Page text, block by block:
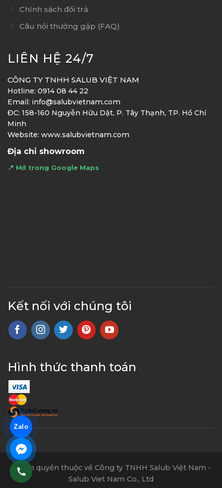
Chính sách đổi trả
Câu hỏi thường gặp (FAQ)
LIÊN HỆ 24/7
CÔNG TY TNHH SALUB VIỆT NAM
Hotline: 0914 08 44 22
Email: info@salubvietnam.com
ĐC: 158-160 Nguyễn Hữu Dật, P. Tây Thạnh, TP. Hồ Chí
Minh
Website: www.salubvietnam.com
Địa chỉ showroom
📍 Mở trong Google Maps
Kết nối với chúng tôi
Hình thức thanh toán
© Bản quyền thuộc về Công ty TNHH Salub Việt Nam -
Salub Viet Nam Co., Ltd
Zalo